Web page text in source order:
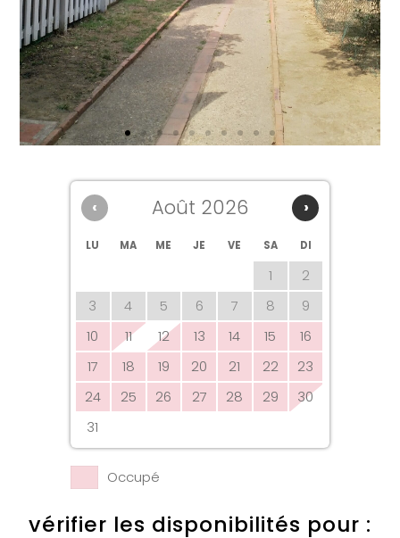
‹ ›
Août 2026
LU MA ME JE VE SA DI
1
2
3
4 5 6 7 8
9
10
11 12 13 14 15
16
17
18 19 20 21 22
23
24
25 26 27 28 29
30
31
Occupé
vérifier les disponibilités pour :